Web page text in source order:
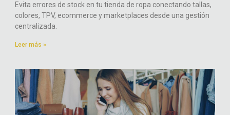
Evita errores de stock en tu tienda de ropa conectando tallas,
colores, TPV, ecommerce y marketplaces desde una gestión
centralizada.
Leer más »